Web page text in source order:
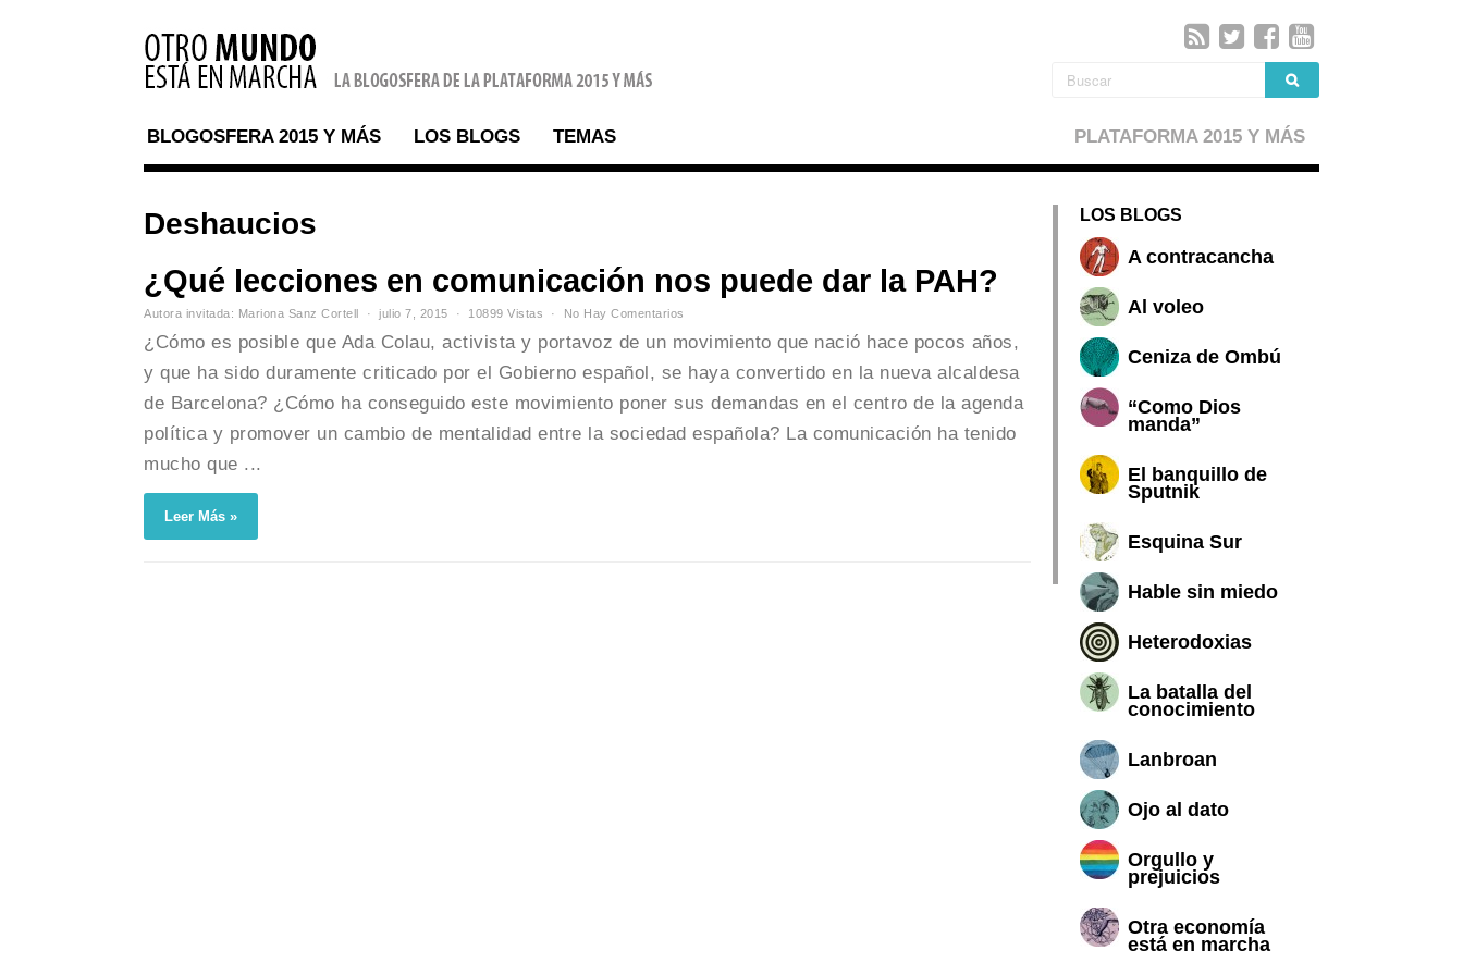
BLOGOSFERA 2015 Y MÁS LOS BLOGS TEMAS PLATAFORMA 2015 Y MÁS
Deshaucios
¿Qué lecciones en comunicación nos puede dar la PAH?
Autora invitada: Mariona Sanz Cortell julio 7, 2015 10899 Vistas No Hay Comentarios
¿Cómo es posible que Ada Colau, activista y portavoz de un movimiento que nació hace pocos años,
y que ha sido duramente criticado por el Gobierno español, se haya convertido en la nueva alcaldesa
de Barcelona? ¿Cómo ha conseguido este movimiento poner sus demandas en el centro de la agenda
política y promover un cambio de mentalidad entre la sociedad española? La comunicación ha tenido
mucho que ...
Leer Más »
LOS BLOGS
A contracancha
Al voleo
Ceniza de Ombú
“Como Dios
manda”
El banquillo de
Sputnik
Esquina Sur
Hable sin miedo
Heterodoxias
La batalla del
conocimiento
Lanbroan
Ojo al dato
Orgullo y
prejuicios
Otra economía
está en marcha